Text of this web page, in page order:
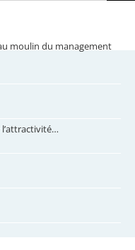
moulin du management